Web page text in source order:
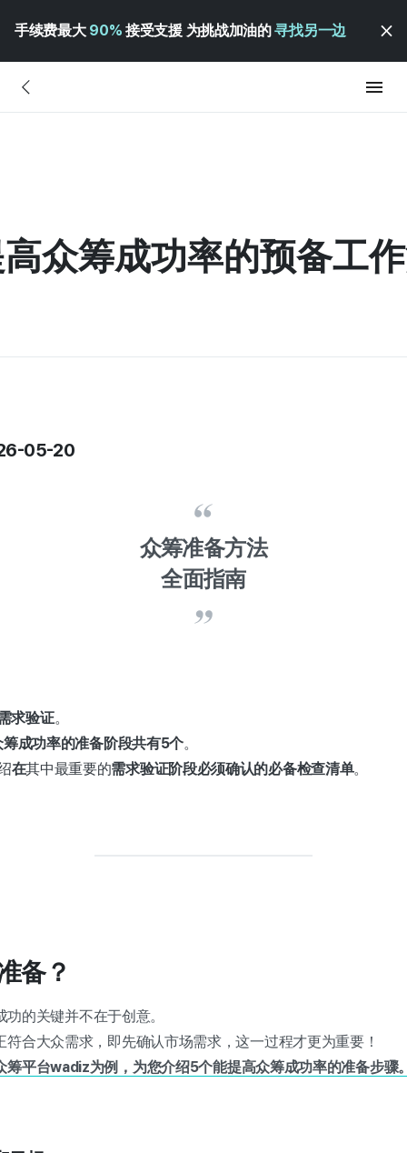
手续费最大 90% 接受支援 为挑战加油的寻找另一边
众筹成功率的预备工
05-20
众筹准备方法
全面指南
求验证。
成功率的准备阶段共有5个。
在其中最重要的需求验证阶段必须确认的必备检查清单。
备？
的关键并不在于创意。
合大众需求，即先确认市场需求，这一过程才更为重要！
筹平台wadiz为例，为您介绍5个能提高众筹成功率的准备步骤